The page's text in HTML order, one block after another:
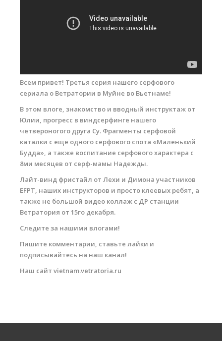
Места катания
Наши станции
Ветратория.Вьетнам
Цены
Обучение Виндсерфингу
Прокат виндсерфинга и винг фойла
Классический серфинг и SUP
Продажа оборудования
Обучение кайтсерфингу
Обучение Wing Foil
Всем привет! Третья серия нашего серфового
сериала о Ветратории в Муйне во Вьетнаме!
В этом влоге, знакомство и вводный инструктаж от
Юлии, прогресс в виндсерфинге нашего
четвероногого друга Су. Фрагменты серфовой
каталки с еще одного серфового спота «Маленький
Будда», а также воспитание серфового характера с
8ми месяцев от серф-мамы Надежды.
Лайт-винд фристайл от Лехи и Димона участников
EFPT, наших инструкторов и просто клеевых ребят, а
также не большой видео коллаж с ДР станции
Ветратория от 15го декабря.
Следите за нашими влогами!
Пишите комментарии, ставьте лайки и
подписывайтесь на наш канал!
Наш сайт vietnam.vetratoria.ru